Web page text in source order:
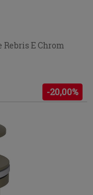
E Chrom
-20,00%